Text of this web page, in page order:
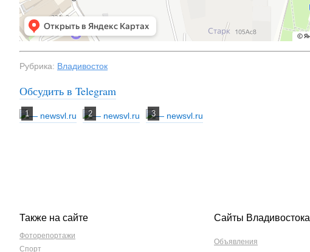
Рубрика: Владивосток
Обсудить в Telegram
Также на сайте
Фоторепортажи
Спорт
Сайты Владивостока
Объявления